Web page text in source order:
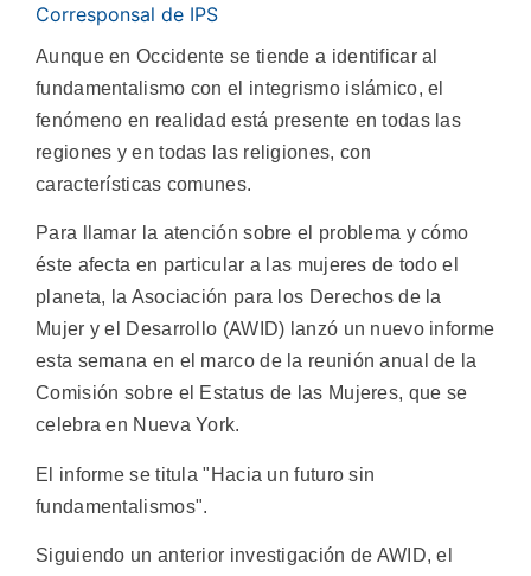
Corresponsal de IPS
Aunque en Occidente se tiende a identificar al
fundamentalismo con el integrismo islámico, el
fenómeno en realidad está presente en todas las
regiones y en todas las religiones, con
características comunes.
Para llamar la atención sobre el problema y cómo
éste afecta en particular a las mujeres de todo el
planeta, la Asociación para los Derechos de la
Mujer y el Desarrollo (AWID) lanzó un nuevo informe
esta semana en el marco de la reunión anual de la
Comisión sobre el Estatus de las Mujeres, que se
celebra en Nueva York.
El informe se titula "Hacia un futuro sin
fundamentalismos".
Siguiendo un anterior investigación de AWID, el